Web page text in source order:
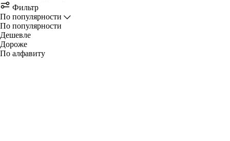
Фильтр
По популярности
По популярности
Дешевле
Дороже
По алфавиту